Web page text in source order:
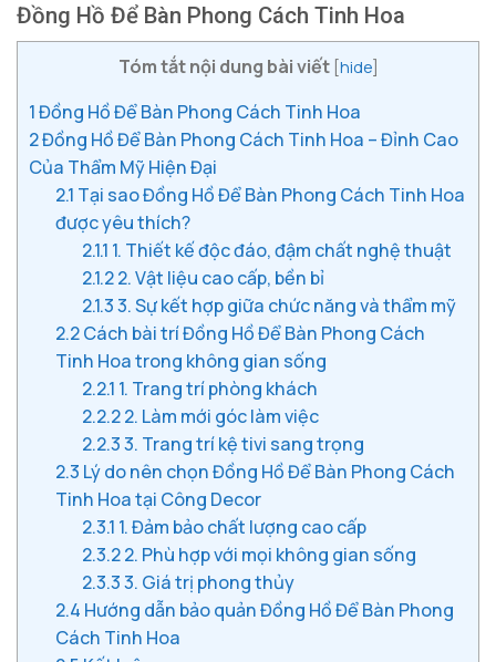
Đồng Hồ Để Bàn Phong Cách Tinh Hoa
Tóm tắt nội dung bài viết [hide]
1Đồng Hồ Để Bàn Phong Cách Tinh Hoa
2Đồng Hồ Để Bàn Phong Cách Tinh Hoa – Đỉnh Cao
Của Thẩm Mỹ Hiện Đại
2.1 Tại sao Đồng Hồ Để Bàn Phong Cách Tinh Hoa
được yêu thích?
2.1.1 1. Thiết kế độc đáo, đậm chất nghệ thuật
2.1.22. Vật liệu cao cấp, bền bỉ
2.1.33. Sự kết hợp giữa chức năng và thẩm mỹ
2.2Cách bài trí Đồng Hồ Để Bàn Phong Cách
Tinh Hoa trong không gian sống
2.2.1 1. Trang trí phòng khách
2.2.22. Làm mới góc làm việc
2.2.33. Trang trí kệ tivi sang trọng
2.3 Lý do nên chọn Đồng Hồ Để Bàn Phong Cách
Tinh Hoa tại Công Decor
2.3.1 1. Đảm bảo chất lượng cao cấp
2.3.22. Phù hợp với mọi không gian sống
2.3.33. Giá trị phong thủy
2.4 Hướng dẫn bảo quản Đồng Hồ Để Bàn Phong
Cách Tinh Hoa